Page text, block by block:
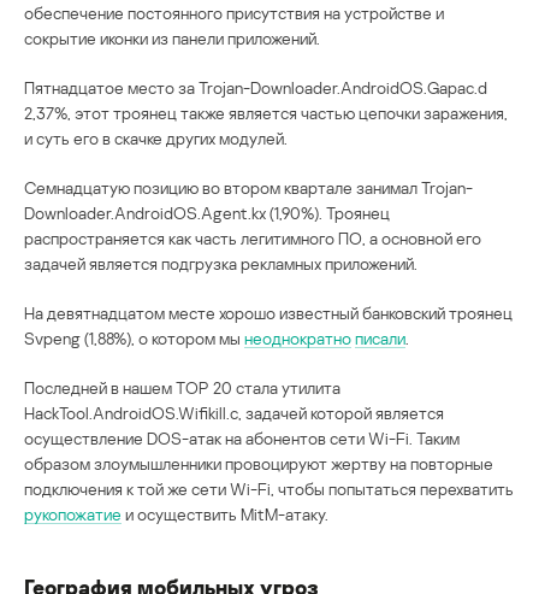
обеспечение постоянного присутствия на устройстве и
сокрытие иконки из панели приложений.
Пятнадцатое место за Trojan-Downloader.AndroidOS.Gapac.d
2,37%, этот троянец также является частью цепочки заражения,
и суть его в скачке других модулей.
Семнадцатую позицию во втором квартале занимал Trojan-
Downloader.AndroidOS.Agent.kx (1,90%). Троянец
распространяется как часть легитимного ПО, а основной его
задачей является подгрузка рекламных приложений.
На девятнадцатом месте хорошо известный банковский троянец
Svpeng (1,88%), о котором мы неоднократнописали
Последней в нашем ТОР 20 стала утилита
HackTool.AndroidOS.Wifikill.c, задачей которой является
осуществление DOS-атак на абонентов сети Wi-Fi. Таким
образом злоумышленники провоцируют жертву на повторные
подключения к той же сети Wi-Fi, чтобы попытаться перехватить
рукопожатие и осуществить MitM-атаку.
География мобильных угроз